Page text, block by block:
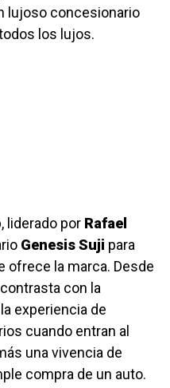
lujoso concesionario
los lujos.
, liderado por Rafael
Genesis Suji para
ofrece la marca. Desde
con la
experiencia de
cuando entran al
una vivencia de
compra de un auto.